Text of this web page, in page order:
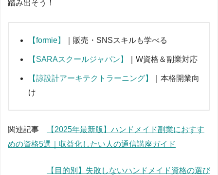
踏み出そう！
【formie】 ｜販売・SNSスキルも学べる
【SARAスクールジャパン】 ｜W資格＆副業対応
【諒設計アーキテクトラーニング】
｜本格開業向
け
関連記事
【2025年最新版】ハンドメイド副業におすす
めの資格5選｜収益化したい人の通信講座ガイド
【目的別】失敗しないハンドメイド資格の選び